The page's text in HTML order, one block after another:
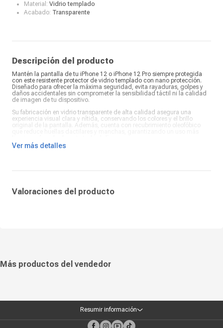
Material: Vidrio templado
Acabado: Transparente
Descripción del producto
Mantén la pantalla de tu iPhone 12 o iPhone 12 Pro siempre protegida
con este resistente protector de vidrio templado con nano protección.
Diseñado para ofrecer la máxima seguridad, evita rayaduras, golpes y
daños accidentales sin comprometer la sensibilidad táctil ni la calidad
de imagen de tu dispositivo.
Su fabricación en vidrio transparente de alta calidad asegura una
experiencia visual clara y nítida, conservando los colores y el brillo
original de la pantalla. Además, cuenta con recubrimiento oleofóbico
Coolbox.pe y dale a tu smartphone la protección confiable que merece
Ver más detalles
Valoraciones del producto
Más productos del vendedor
Resumir información